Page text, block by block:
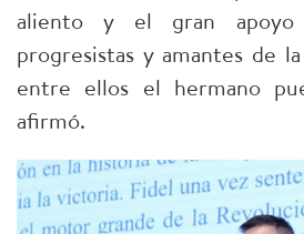
aliento y el gran
progresistas y amantes de
entre ellos el hermano
afirmó.